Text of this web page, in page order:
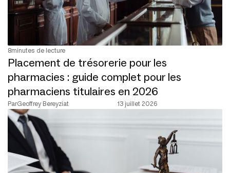
8minutes de lecture
Placement de trésorerie pour les
pharmacies : guide complet pour les
pharmaciens titulaires en 2026
ParGeoffrey Bereyziat 13 juillet 2026